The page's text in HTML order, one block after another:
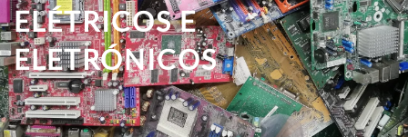
ELÉTRICOS E
ELETRÓNICOS